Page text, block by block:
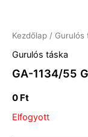
Kezdőlap / Gurulós
Gurulós táska
GA-1134/55
0 Ft
Elfogyott